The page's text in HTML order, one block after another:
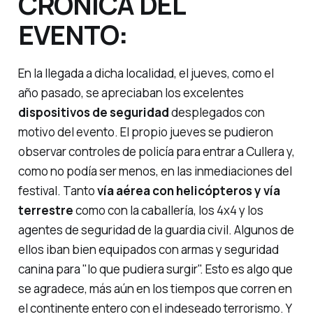
EVENTO:
En la llegada a dicha localidad, el jueves, como el
año pasado, se apreciaban los excelentes
dispositivos de seguridaddesplegados con
motivo del evento. El propio jueves se pudieron
observar controles de policía para entrar a Cullera y,
como no podía ser menos, en las inmediaciones del
festival. Tantovía aérea con helicópteros y vía
terrestrecomo con la caballería, los 4x4 y los
agentes de seguridad de la guardia civil. Algunos de
ellos iban bien equipados con armas y seguridad
canina para "lo que pudiera surgir". Esto es algo que
se agradece, más aún en los tiempos que corren en
el continente entero con el indeseado terrorismo. Y